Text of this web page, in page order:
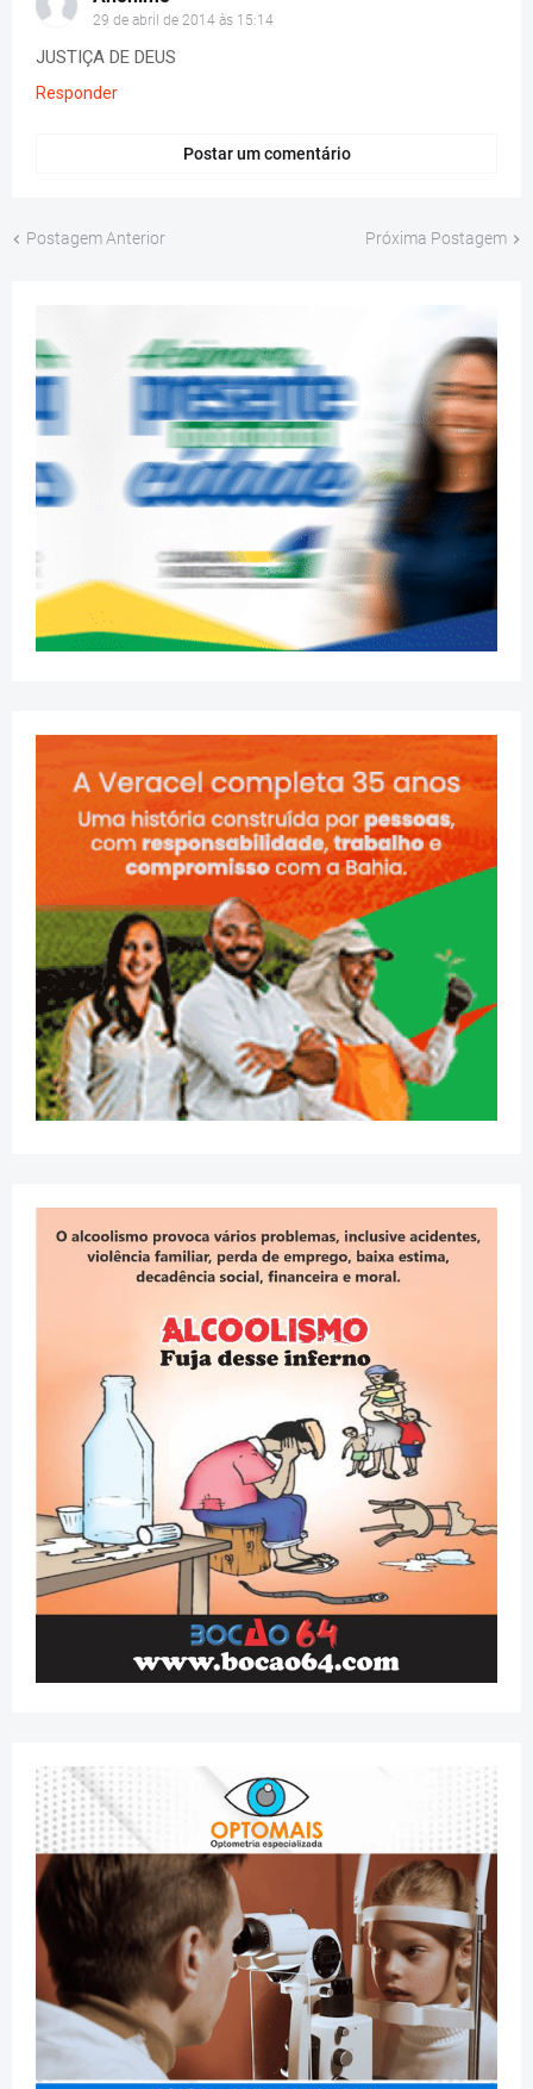
29 de abril de 2014 às 15:14
JUSTIÇA DE DEUS
Responder
Postar um comentário
Postagem Anterior Próxima Postagem